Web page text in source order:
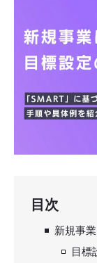
目次
新規事
目標